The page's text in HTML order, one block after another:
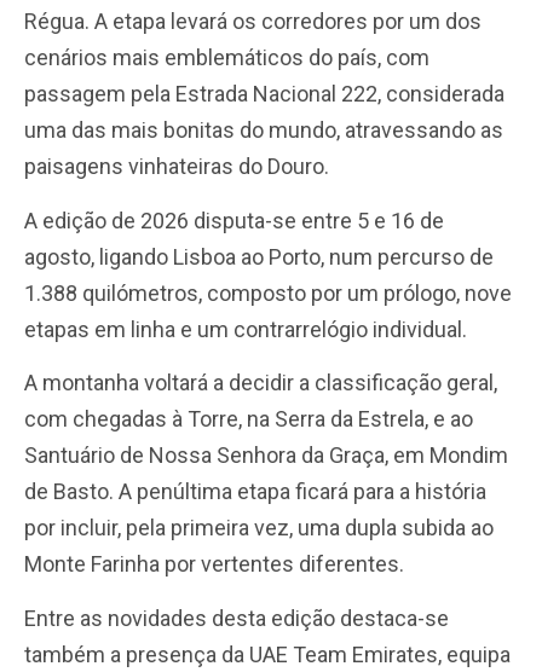
Régua. A etapa levará os corredores por um dos
cenários mais emblemáticos do país, com
passagem pela Estrada Nacional 222, considerada
uma das mais bonitas do mundo, atravessando as
paisagens vinhateiras do Douro.
A edição de 2026 disputa-se entre 5 e 16 de
agosto, ligando Lisboa ao Porto, num percurso de
1.388 quilómetros, composto por um prólogo, nove
etapas em linha e um contrarrelógio individual.
A montanha voltará a decidir a classificação geral,
com chegadas à Torre, na Serra da Estrela, e ao
Santuário de Nossa Senhora da Graça, em Mondim
de Basto. A penúltima etapa ficará para a história
por incluir, pela primeira vez, uma dupla subida ao
Monte Farinha por vertentes diferentes.
Entre as novidades desta edição destaca-se
também a presença da UAE Team Emirates, equipa